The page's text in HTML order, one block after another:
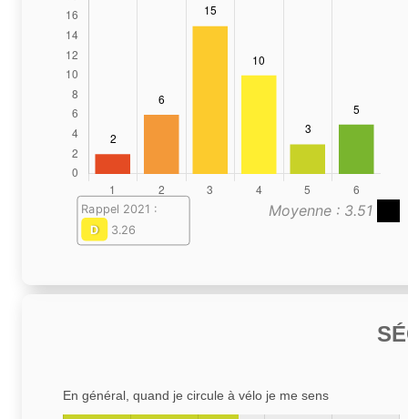
Moyenne : 3.51
Rappel 2021 :
D
3.26
En général, quand je circule à vélo je me sens